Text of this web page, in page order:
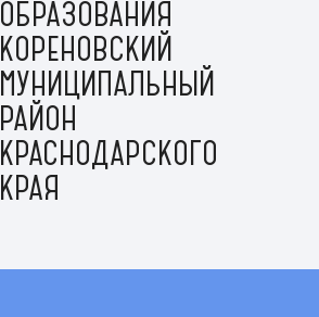
ОБРАЗОВАНИЯ
КОРЕНОВСКИЙ
МУНИЦИПАЛЬНЫЙ
РАЙОН
КРАСНОДАРСКОГО
КРАЯ